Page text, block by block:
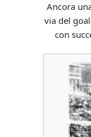
Ancora
via del
con